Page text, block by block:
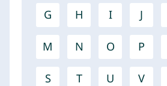
G H I J
M N O P
S T U V